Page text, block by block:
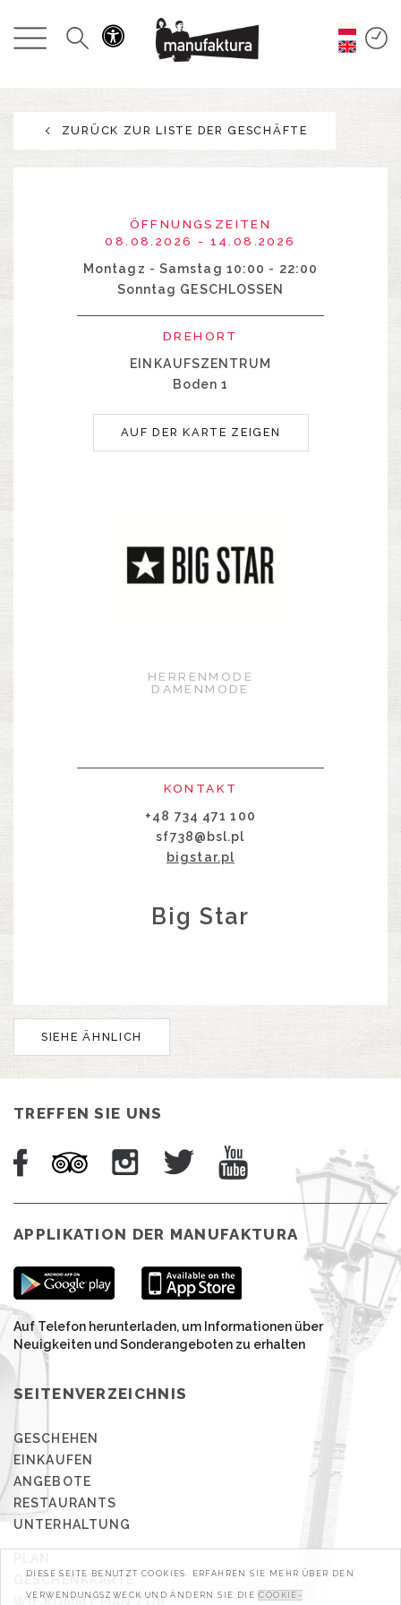
GESCHEHEN
ANGEBOTE
RESTAURANTS
ZURÜCK ZUR LISTE DER GESCHÄFTE
ÖFFNUNGSZEITEN
08.08.2026 - 14.08.2026
Montagz - Samstag 10:00 - 22:00
Sonntag GESCHLOSSEN
DREHORT
EINKAUFSZENTRUM
Boden 1
AUF DER KARTE ZEIGEN
HERRENMODE
DAMENMODE
KONTAKT
+48 734 471 100
sf738@bsl.pl
bigstar.pl
Big Star
SIEHE ÄHNLICH
TREFFEN SIE UNS
APPLIKATION DER MANUFAKTURA
Auf Telefon herunterladen, um Informationen über
Neuigkeiten und Sonderangeboten zu erhalten
SEITENVERZEICHNIS
GESCHEHEN
EINKAUFEN
ANGEBOTE
RESTAURANTS
UNTERHALTUNG
GESCHENKKARTE
WIE KOMMT MAN ZUR
DIESE SEITE BENUTZT COOKIES. ERFAHREN SIE MEHR ÜBER DEN
VERWENDUNGSZWECK UND ÄNDERN SIE DIE COOKIE-